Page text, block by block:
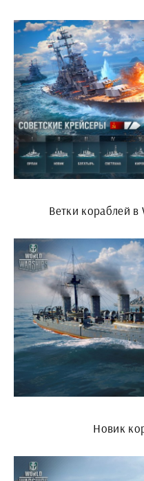
Ветки кораблей
Новик